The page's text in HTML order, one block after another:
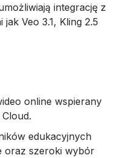
integrację z
Veo 3.1, Kling 2.5
online wspierany
edukacyjnych
oraz szeroki wybór